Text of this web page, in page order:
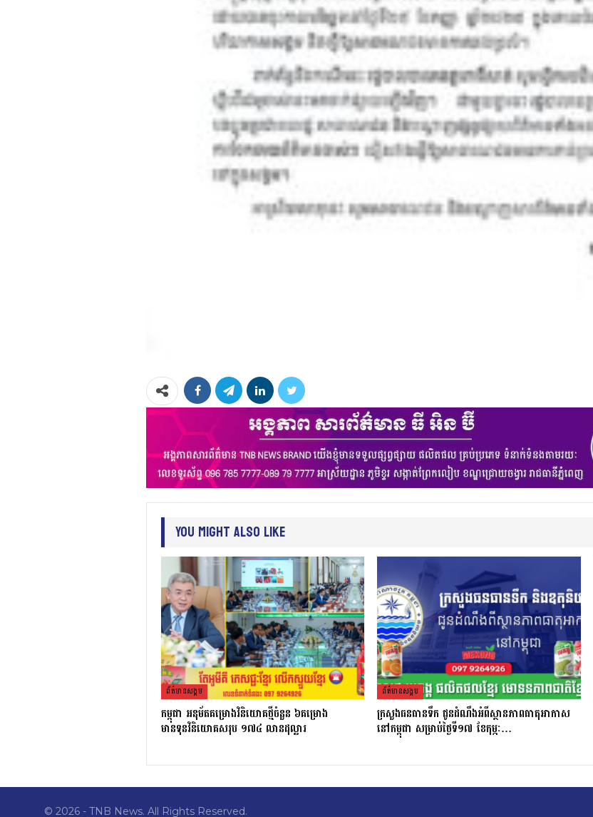
You Might Also Like
ព័ត៌មាន​សង្គម
កម្ពុជា អនុម័តគម្រោងវិនិយោគថ្មីចំនួន ៦គម្រោង
មានទុនវិនិយោគសរុប ១៧៤ លានដុល្លារ
ព័ត៌មាន​សង្គម
ក្រសួងធនធានទឹក ជូនដំណឹងអំពីស្ថានភាពធាតុអាកាស
នៅកម្ពុជា សម្រាប់ថ្ងៃទី១៧ ខែកុម្ភៈ…
© 2026 - TNB News. All Rights Reserved.